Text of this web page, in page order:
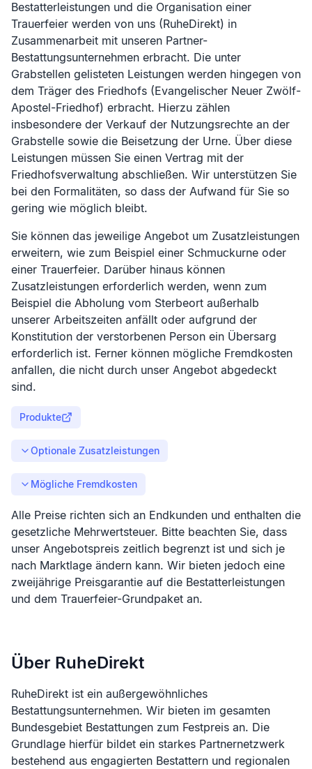
Bestatterleistungen und die Organisation einer
Trauerfeier werden von uns (RuheDirekt) in
Zusammenarbeit mit unseren Partner-
Bestattungsunternehmen erbracht. Die unter
Grabstellen gelisteten Leistungen werden hingegen von
dem Träger des Friedhofs (Evangelischer Neuer Zwölf-
Apostel-Friedhof) erbracht. Hierzu zählen
insbesondere der Verkauf der Nutzungsrechte an der
Grabstelle sowie die Beisetzung der Urne. Über diese
Leistungen müssen Sie einen Vertrag mit der
Friedhofsverwaltung abschließen. Wir unterstützen Sie
bei den Formalitäten, so dass der Aufwand für Sie so
gering wie möglich bleibt.
Sie können das jeweilige Angebot um Zusatzleistungen
erweitern, wie zum Beispiel einer Schmuckurne oder
einer Trauerfeier. Darüber hinaus können
Zusatzleistungen erforderlich werden, wenn zum
Beispiel die Abholung vom Sterbeort außerhalb
unserer Arbeitszeiten anfällt oder aufgrund der
Konstitution der verstorbenen Person ein Übersarg
erforderlich ist. Ferner können mögliche Fremdkosten
anfallen, die nicht durch unser Angebot abgedeckt
sind.
Produkte
Optionale Zusatzleistungen
Mögliche Fremdkosten
Alle Preise richten sich an Endkunden und enthalten die
gesetzliche Mehrwertsteuer. Bitte beachten Sie, dass
unser Angebotspreis zeitlich begrenzt ist und sich je
nach Marktlage ändern kann. Wir bieten jedoch eine
zweijährige Preisgarantie auf die Bestatterleistungen
und dem Trauerfeier-Grundpaket an.
Über RuheDirekt
RuheDirekt ist ein außergewöhnliches
Bestattungsunternehmen. Wir bieten im gesamten
Bundesgebiet Bestattungen zum Festpreis an. Die
Grundlage hierfür bildet ein starkes Partnernetzwerk
bestehend aus engagierten Bestattern und regionalen